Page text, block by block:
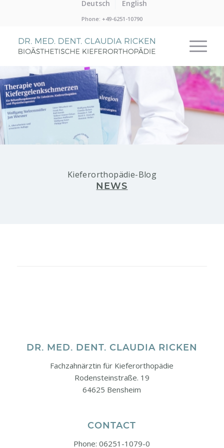
Deutsch English
Phone: +49-6251-10790
Kieferorthopädie-Blog
NEWS
DR. MED. DENT. CLAUDIA RICKEN
Fachzahnärztin für Kieferorthopädie
Rodensteinstraße. 19
64625 Bensheim
CONTACT
Phone: 06251-1079-0